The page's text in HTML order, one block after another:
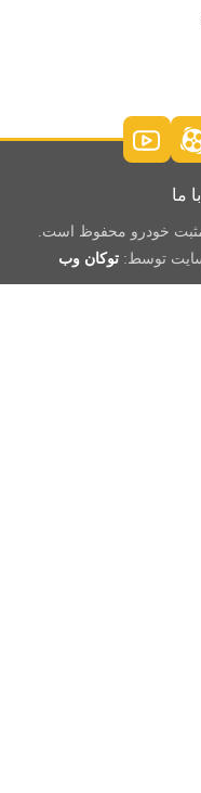
ما
سایت توسط: توکان وب